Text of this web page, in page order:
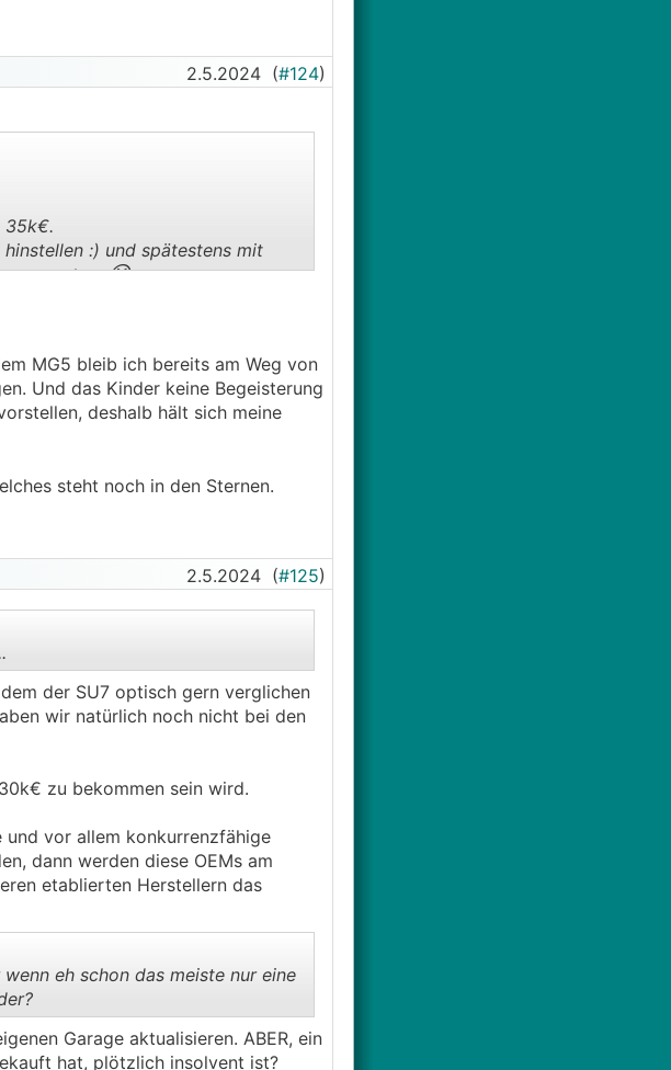
2.5.2024 (#124)
35k€.
:) und spätestens mit
😆
MG5 bleib ich bereits am Weg von
Und das Kinder keine Begeisterung
deshalb hält sich meine
steht noch in den Sternen.
2.5.2024 (#125)
der SU7 optisch gern verglichen
wir natürlich noch nicht bei den
zu bekommen sein wird.
und vor allem konkurrenzfähige
dann werden diese OEMs am
etablierten Herstellern das
eh schon das meiste nur eine
Garage aktualisieren. ABER, ein
hat, plötzlich insolvent ist?